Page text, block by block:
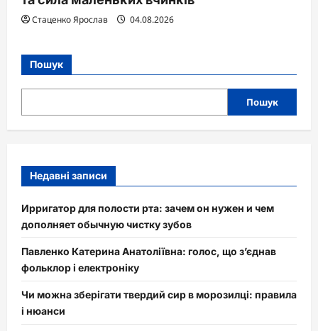
Стаценко Ярослав 04.08.2026
Пошук
Пошук
Недавні записи
Ирригатор для полости рта: зачем он нужен и чем
дополняет обычную чистку зубов
Павленко Катерина Анатоліївна: голос, що з’єднав
фольклор і електроніку
Чи можна зберігати твердий сир в морозилці: правила
і нюанси